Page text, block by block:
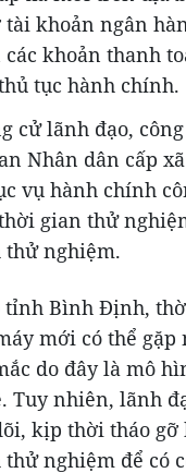
khoản ngân
khoản thanh
tục hành chính.
cử lãnh đạo,
Nhân dân cấp
vụ hành chính
gian thử
nghiệm.
tỉnh Bình Định,
mới có thể gặp
do đây là mô
Tuy nhiên, lãnh
kịp thời tháo gỡ
nghiệm để có